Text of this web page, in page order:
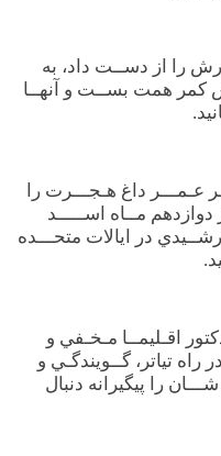
را از دســت داد، به
همت بســت و آنهــا
عـمـــر داغ هـجـــرت را
مــاه اســـــد
در ايالات متحـــده
اقـليمــا مـخـفي و
راه تياتر، گــويندگـي و
را پيگيرانه دنبال